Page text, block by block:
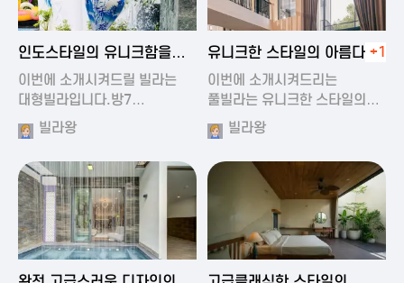
2024-11-19 01:35
인도스타일의 유니크함을
가진 풀빌라
이번에 소개시켜드릴 빌라는
대형빌라입니다.방7…
빌라왕
2024-11-19 00:45
유니크한 스타일의 아름다운
풀빌라
+1
이번에 소개시켜드리는
풀빌라는 유니크한 스타일의…
빌라왕
2024-11-19 01:13 2024-11-19 00:37